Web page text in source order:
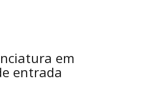
em
entrada